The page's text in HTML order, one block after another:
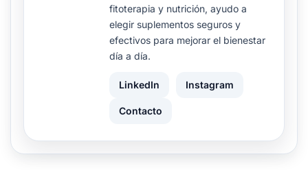
fitoterapia y nutrición, ayudo a
elegir suplementos seguros y
efectivos para mejorar el bienestar
día a día.
LinkedIn Instagram
Contacto